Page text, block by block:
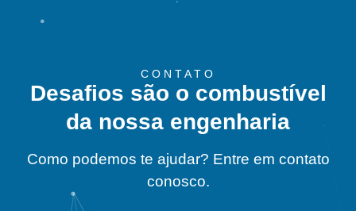
CONTATO
Desafios são o combustível
da nossa engenharia
Como podemos te ajudar? Entre em contato
conosco.